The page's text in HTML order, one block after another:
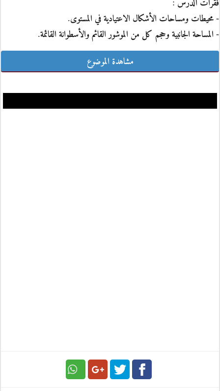
فقرات الدرس :
- محيطات ومساحات الأشكال الاعتيادية في المستوى.
- المساحة الجانبية وحجم كل من الموشور القائم والأسطوانة القائمة.
مشاهدة الموضوع